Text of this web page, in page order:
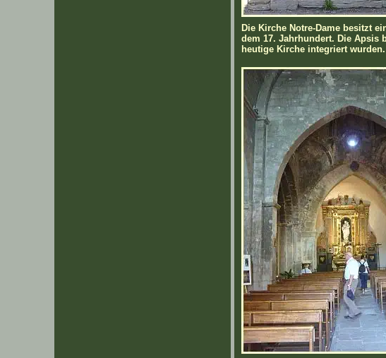
Die Kirche Notre-Dame besitzt
dem 17. Jahrhundert. Die Apsis
heutige Kirche integriert wurden.